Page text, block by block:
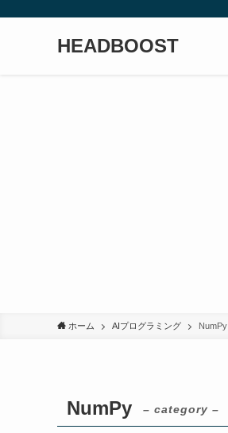
HEADBOOST
ホーム AIプログラミング NumPy
NumPy – category –